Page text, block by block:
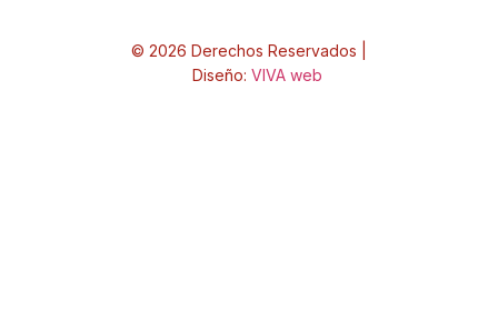
© 2026 Derechos Reservados |
Diseño: VIVA web